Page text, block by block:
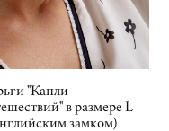
"Капли
в размере L
замком)